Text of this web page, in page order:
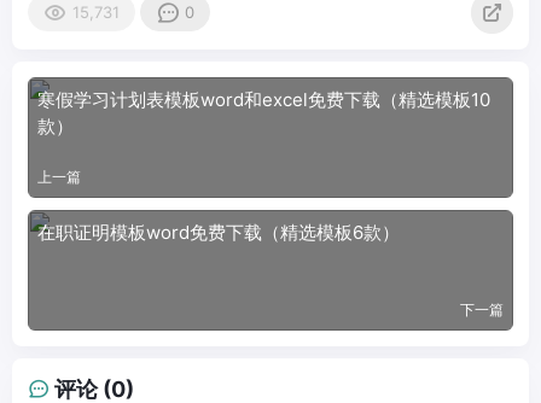
15,731 0
寒假学习计划表模板word和excel免费下载（精选模板10
款）
上一篇
在职证明模板word免费下载（精选模板6款）
下一篇
评论 (0)